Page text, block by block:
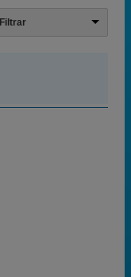
Filtrar